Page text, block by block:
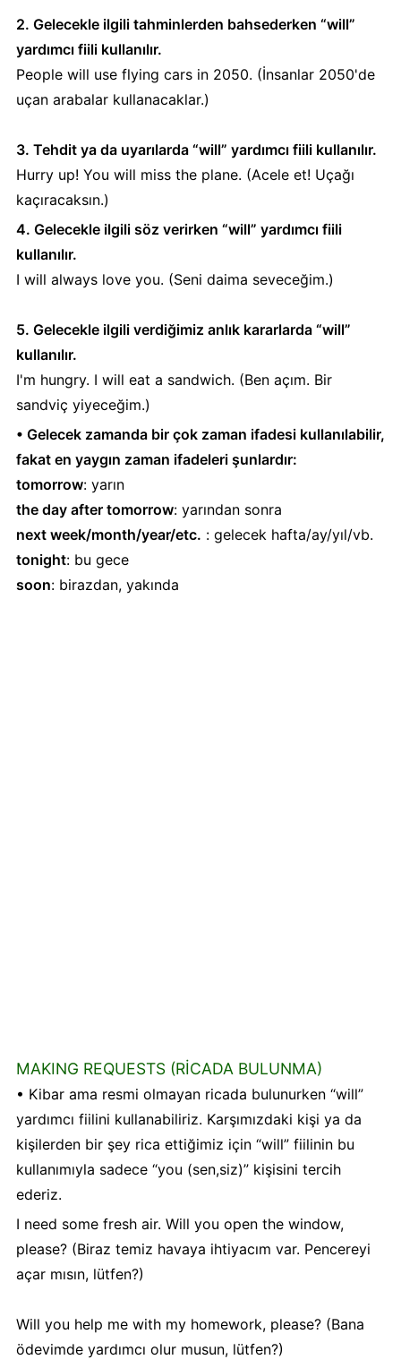
2. Gelecekle ilgili tahminlerden bahsederken “will”
yardımcı fiili kullanılır.
People will use flying cars in 2050. (İnsanlar 2050'de
uçan arabalar kullanacaklar.)
3. Tehdit ya da uyarılarda “will” yardımcı fiili kullanılır.
Hurry up! You will miss the plane. (Acele et! Uçağı
kaçıracaksın.)
4. Gelecekle ilgili söz verirken “will” yardımcı fiili
kullanılır.
I will always love you. (Seni daima seveceğim.)
5. Gelecekle ilgili verdiğimiz anlık kararlarda “will”
kullanılır.
I'm hungry. I will eat a sandwich. (Ben açım. Bir
sandviç yiyeceğim.)
• Gelecek zamanda bir çok zaman ifadesi kullanılabilir,
fakat en yaygın zaman ifadeleri şunlardır:
tomorrow: yarın
the day after tomorrow: yarından sonra
next week/month/year/etc. : gelecek hafta/ay/yıl/vb.
tonight: bu gece
soon: birazdan, yakında
MAKING REQUESTS (RİCADA BULUNMA)
• Kibar ama resmi olmayan ricada bulunurken “will”
yardımcı fiilini kullanabiliriz. Karşımızdaki kişi ya da
kişilerden bir şey rica ettiğimiz için “will” fiilinin bu
kullanımıyla sadece “you (sen,siz)” kişisini tercih
ederiz.
I need some fresh air. Will you open the window,
please? (Biraz temiz havaya ihtiyacım var. Pencereyi
açar mısın, lütfen?)
Will you help me with my homework, please? (Bana
ödevimde yardımcı olur musun, lütfen?)